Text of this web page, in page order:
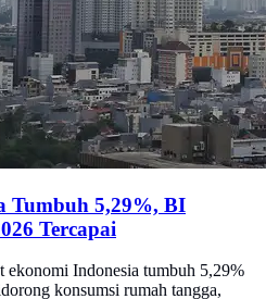
Tumbuh 5,29%, BI
Tercapai
ekonomi Indonesia tumbuh 5,29%
konsumsi rumah tangga,